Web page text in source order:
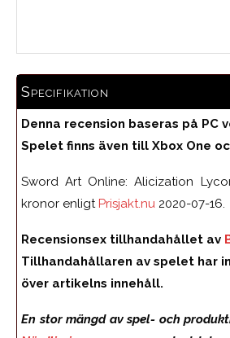
Specifikation
Denna recension baseras på PC
Spelet finns även till Xbox One
Sword Art Online: Alicization
kronor enligt Prisjakt.nu 2020-07-16.
Recensionsex tillhandahållet av
Tillhandahållaren av spelet har
över artikelns innehåll.
En stor mängd av spel- och